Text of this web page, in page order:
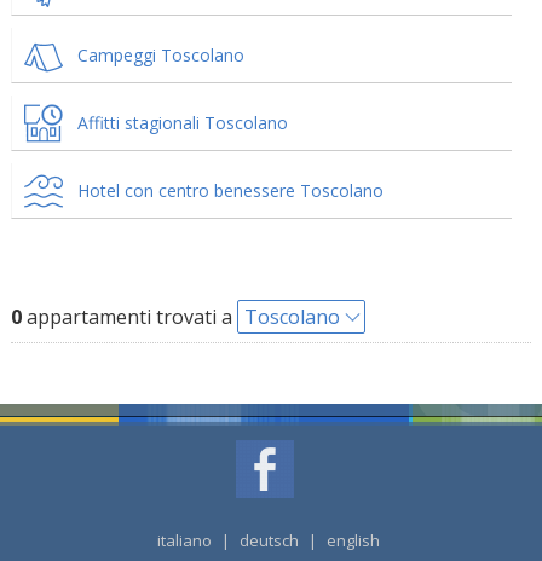
Campeggi Toscolano
Affitti stagionali Toscolano
Hotel con centro benessere Toscolano
0appartamenti trovati a Toscolano
italiano | deutsch | english